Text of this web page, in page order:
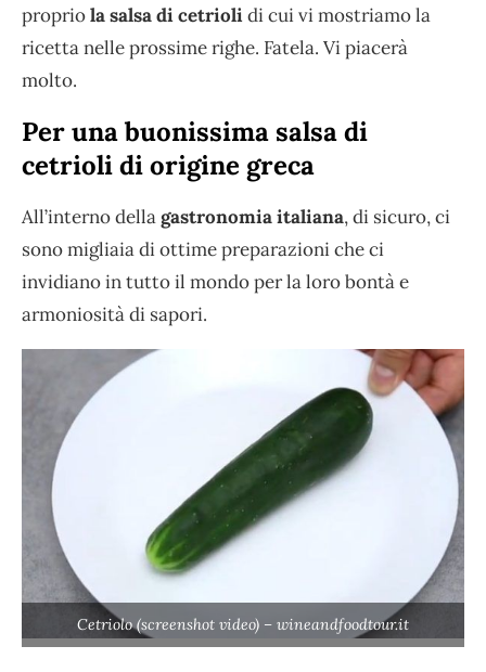
propriola salsa di cetriolidi cui vi mostriamo la
ricetta nelle prossime righe. Fatela. Vi piacerà
molto.
Per una buonissima salsa di
cetrioli di origine greca
All’interno dellagastronomia italiana, di sicuro, ci
sono migliaia di ottime preparazioni che ci
invidiano in tutto il mondo per la loro bontà e
armoniosità di sapori.
Cetriolo (screenshot video) – wineandfoodtour.it